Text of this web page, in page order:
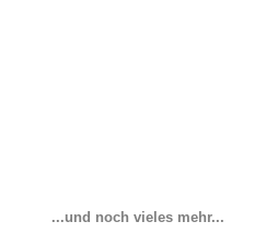
...und noch vieles mehr...